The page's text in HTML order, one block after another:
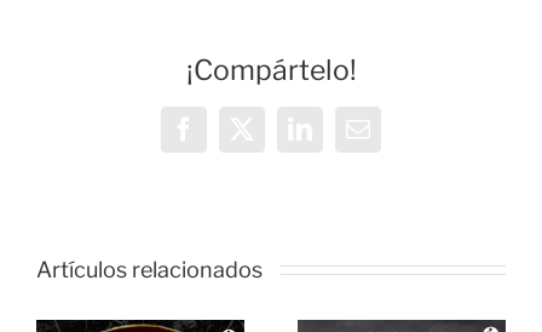
¡Compártelo!
Artículos relacionados